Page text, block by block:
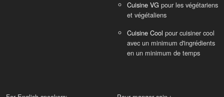
Cuisine VG pour les végétariens
et végétaliens
Cuisine Cool pour cuisiner cool
avec un minimum d'ingrédients
en un minimum de temps